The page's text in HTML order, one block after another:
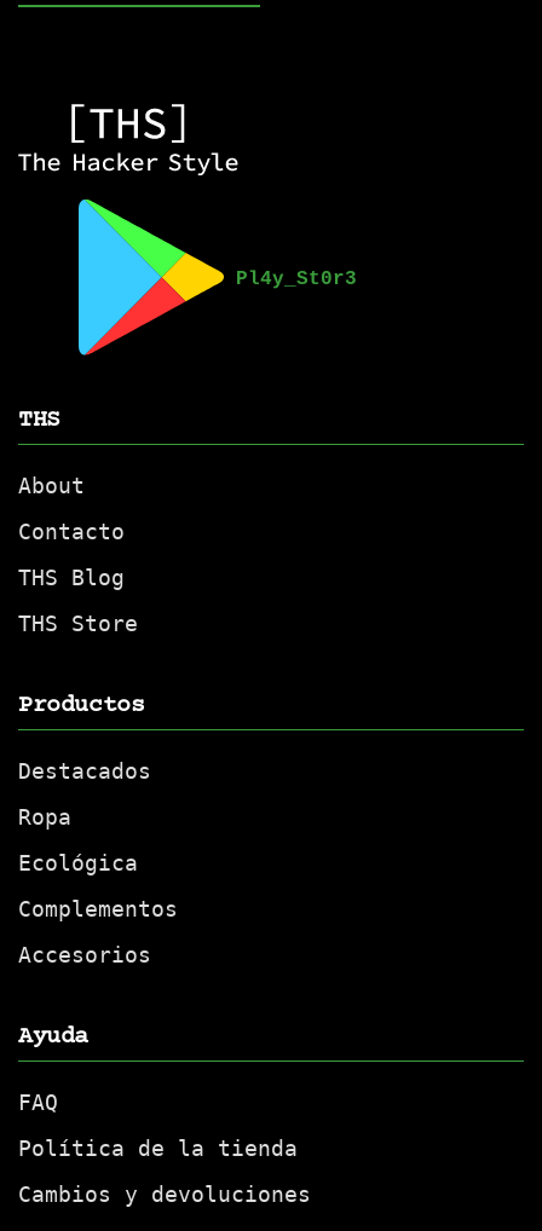
THS
About
Contacto
THS Blog
THS Store
Productos
Destacados
Ropa
Ecológica
Complementos
Accesorios
Ayuda
FAQ
Política de la tienda
Cambios y devoluciones